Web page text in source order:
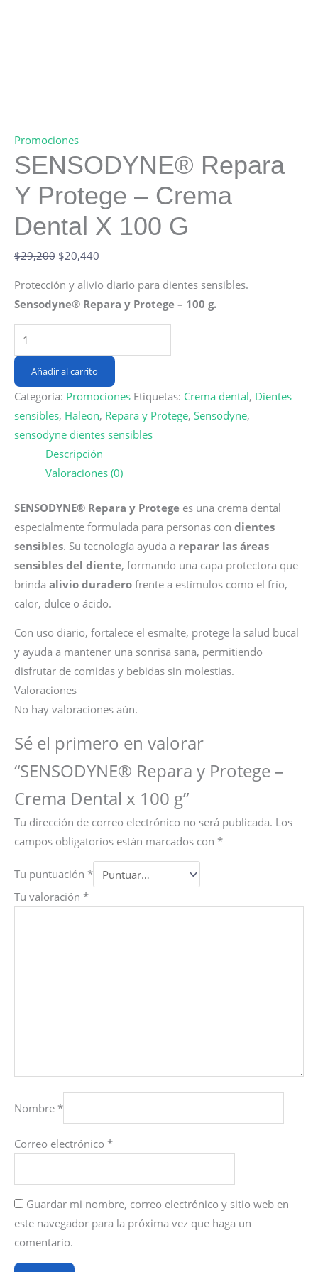
Promociones
SENSODYNE® Repara
Y Protege – Crema
Dental X 100 G
$29,200 Original
was:
$29,200.
$20,440
is:
$20,440.
Protección y alivio diario para dientes sensibles.
Sensodyne® Repara y Protege – 100 g.
Repara
Protege
g
cantidad
Añadir al carrito
Categoría: Promociones Etiquetas: Crema dental, Dientes
sensibles, Haleon, Repara y Protege, Sensodyne,
sensodyne dientes sensibles
Descripción
Valoraciones (0)
SENSODYNE® Repara y Protege es una crema dental
especialmente formulada para personas con dientes
sensibles. Su tecnología ayuda a reparar las áreas
sensibles del diente, formando una capa protectora que
brinda alivio duradero frente a estímulos como el frío,
calor, dulce o ácido.
Con uso diario, fortalece el esmalte, protege la salud bucal
y ayuda a mantener una sonrisa sana, permitiendo
disfrutar de comidas y bebidas sin molestias.
Valoraciones
No hay valoraciones aún.
Sé el primero en valorar
“SENSODYNE® Repara y Protege –
Crema Dental x 100 g”
Tu dirección de correo electrónico no será publicada. Los
campos obligatorios están marcados con *
Tu puntuación *
Tu valoración *
Nombre *
Correo electrónico *
Guardar mi nombre, correo electrónico y sitio web en
este navegador para la próxima vez que haga un
comentario.